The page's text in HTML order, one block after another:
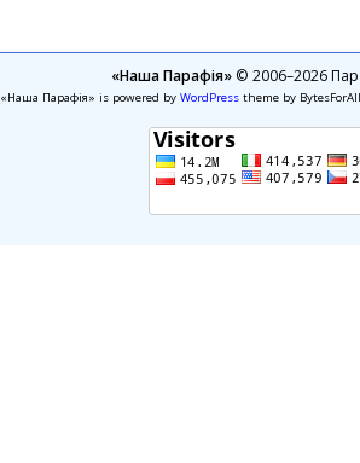
«Наша Парафія»© 2006–2026
«Наша Парафія» is powered by WordPresstheme by